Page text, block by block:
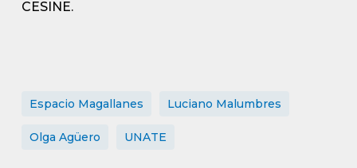
CESINE.
Espacio Magallanes Luciano Malumbres
Olga Agüero UNATE